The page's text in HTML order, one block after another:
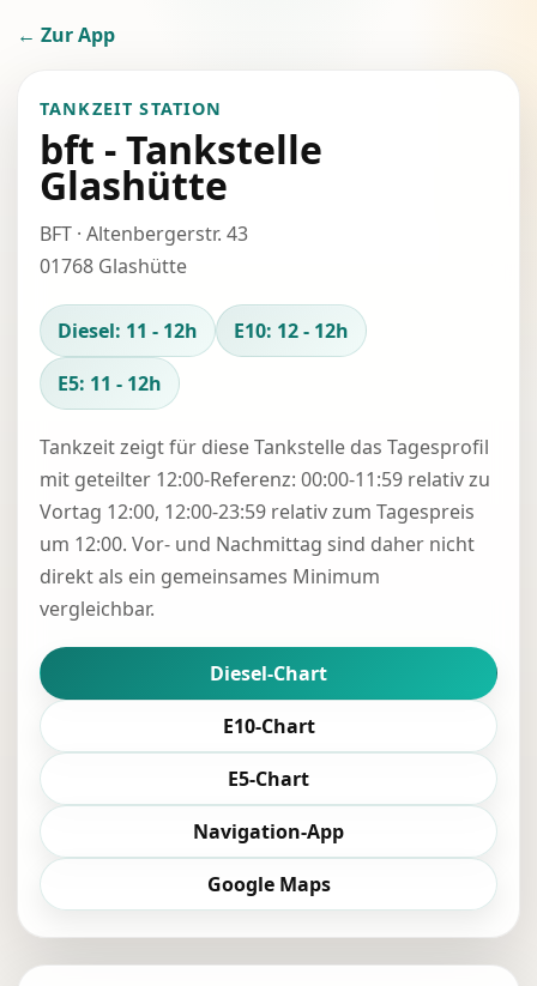
← Zur App
TANKZEIT STATION
bft - Tankstelle
Glashütte
BFT · Altenbergerstr. 43
01768 Glashütte
Diesel: 11 - 12h
E10: 12 - 12h
E5: 11 - 12h
Tankzeit zeigt für diese Tankstelle das Tagesprofil
mit geteilter 12:00-Referenz: 00:00-11:59 relativ zu
Vortag 12:00, 12:00-23:59 relativ zum Tagespreis
um 12:00. Vor- und Nachmittag sind daher nicht
direkt als ein gemeinsames Minimum
vergleichbar.
Diesel-Chart
E10-Chart
E5-Chart
Navigation-App
Google Maps